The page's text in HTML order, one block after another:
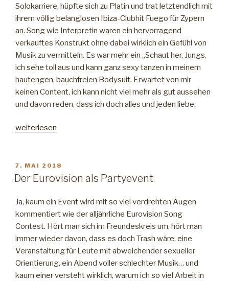
Solokarriere, hüpfte sich zu Platin und trat letztendlich mit
ihrem völlig belanglosen Ibiza-Clubhit Fuego für Zypern
an. Song wie Interpretin waren ein hervorragend
verkauftes Konstrukt ohne dabei wirklich ein Gefühl von
Musik zu vermitteln. Es war mehr ein „Schaut her, Jungs,
ich sehe toll aus und kann ganz sexy tanzen in meinem
hautengen, bauchfreien Bodysuit. Erwartet von mir
keinen Content, ich kann nicht viel mehr als gut aussehen
und davon reden, dass ich doch alles und jeden liebe.
„ESC
Von
Symbolkraft
Missbrauch.“
weiterlesen
VERÖFFENTLICHT
AM
7. MAI 2018
Der Eurovision als Partyevent
Ja, kaum ein Event wird mit so viel verdrehten Augen
kommentiert wie der alljährliche Eurovision Song
Contest. Hört man sich im Freundeskreis um, hört man
immer wieder davon, dass es doch Trash wäre, eine
Veranstaltung für Leute mit abweichender sexueller
Orientierung, ein Abend voller schlechter Musik… und
kaum einer versteht wirklich, warum ich so viel Arbeit in